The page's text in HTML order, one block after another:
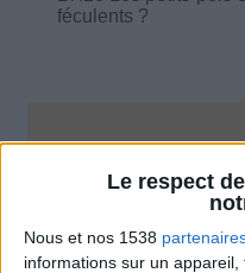
Le respect
Nous et nos 1538
informations sur un
féculents ?
Combien de kilos